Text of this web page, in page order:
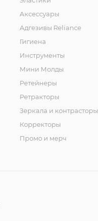
Аксессуары
Адгезивы Reliance
Гигиена
Инструменты
Мини Молды
Ретейнеры
Ретракторы
Зеркала и контраcторы
Корректоры
Промо и мерч